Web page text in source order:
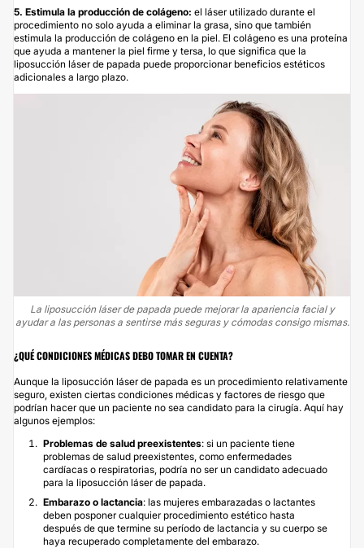
5. Estimula la producción de colágeno: el láser utilizado durante el
procedimiento no solo ayuda a eliminar la grasa, sino que también
estimula la producción de colágeno en la piel. El colágeno es una proteína
que ayuda a mantener la piel firme y tersa, lo que significa que la
liposucción láser de papada puede proporcionar beneficios estéticos
adicionales a largo plazo.
La liposucción láser de papada puede mejorar la apariencia facial y
ayudar a las personas a sentirse más seguras y cómodas consigo mismas.
¿QUÉ CONDICIONES MÉDICAS DEBO TOMAR EN CUENTA?
Aunque la liposucción láser de papada es un procedimiento relativamente
seguro, existen ciertas condiciones médicas y factores de riesgo que
podrían hacer que un paciente no sea candidato para la cirugía. Aquí hay
algunos ejemplos:
Problemas de salud preexistentes: si un paciente tiene
problemas de salud preexistentes, como enfermedades
cardíacas o respiratorias, podría no ser un candidato adecuado
para la liposucción láser de papada.
Embarazo o lactancia: las mujeres embarazadas o lactantes
deben posponer cualquier procedimiento estético hasta
después de que termine su período de lactancia y su cuerpo se
haya recuperado completamente del embarazo.